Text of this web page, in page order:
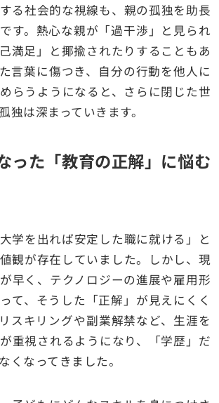
る社会的な視線も、親の孤独を助長
す。熱心な親が「過干渉」と見られ
満足」と揶揄されたりすることもあ
言葉に傷つき、自分の行動を他人に
らうようになると、さらに閉じた世
独は深まっていきます。
った「教育の正解」に悩む
学を出れば安定した職に就ける」と
観が存在していました。しかし、現
早く、テクノロジーの進展や雇用形
て、そうした「正解」が見えにくく
スキリングや副業解禁など、生涯を
重視されるようになり、「学歴」だ
くなってきました。